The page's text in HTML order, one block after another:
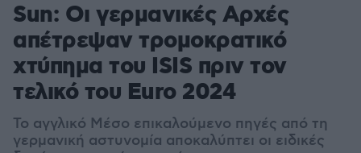
Sun: Οι γερμανικές Αρχές
απέτρεψαν τρομοκρατικό
χτύπημα του ISIS πριν τον
τελικό του Euro 2024
Το αγγλικό Μέσο επικαλούμενο πηγές από τη
γερμανική αστυνομία αποκαλύπτει οι ειδικές